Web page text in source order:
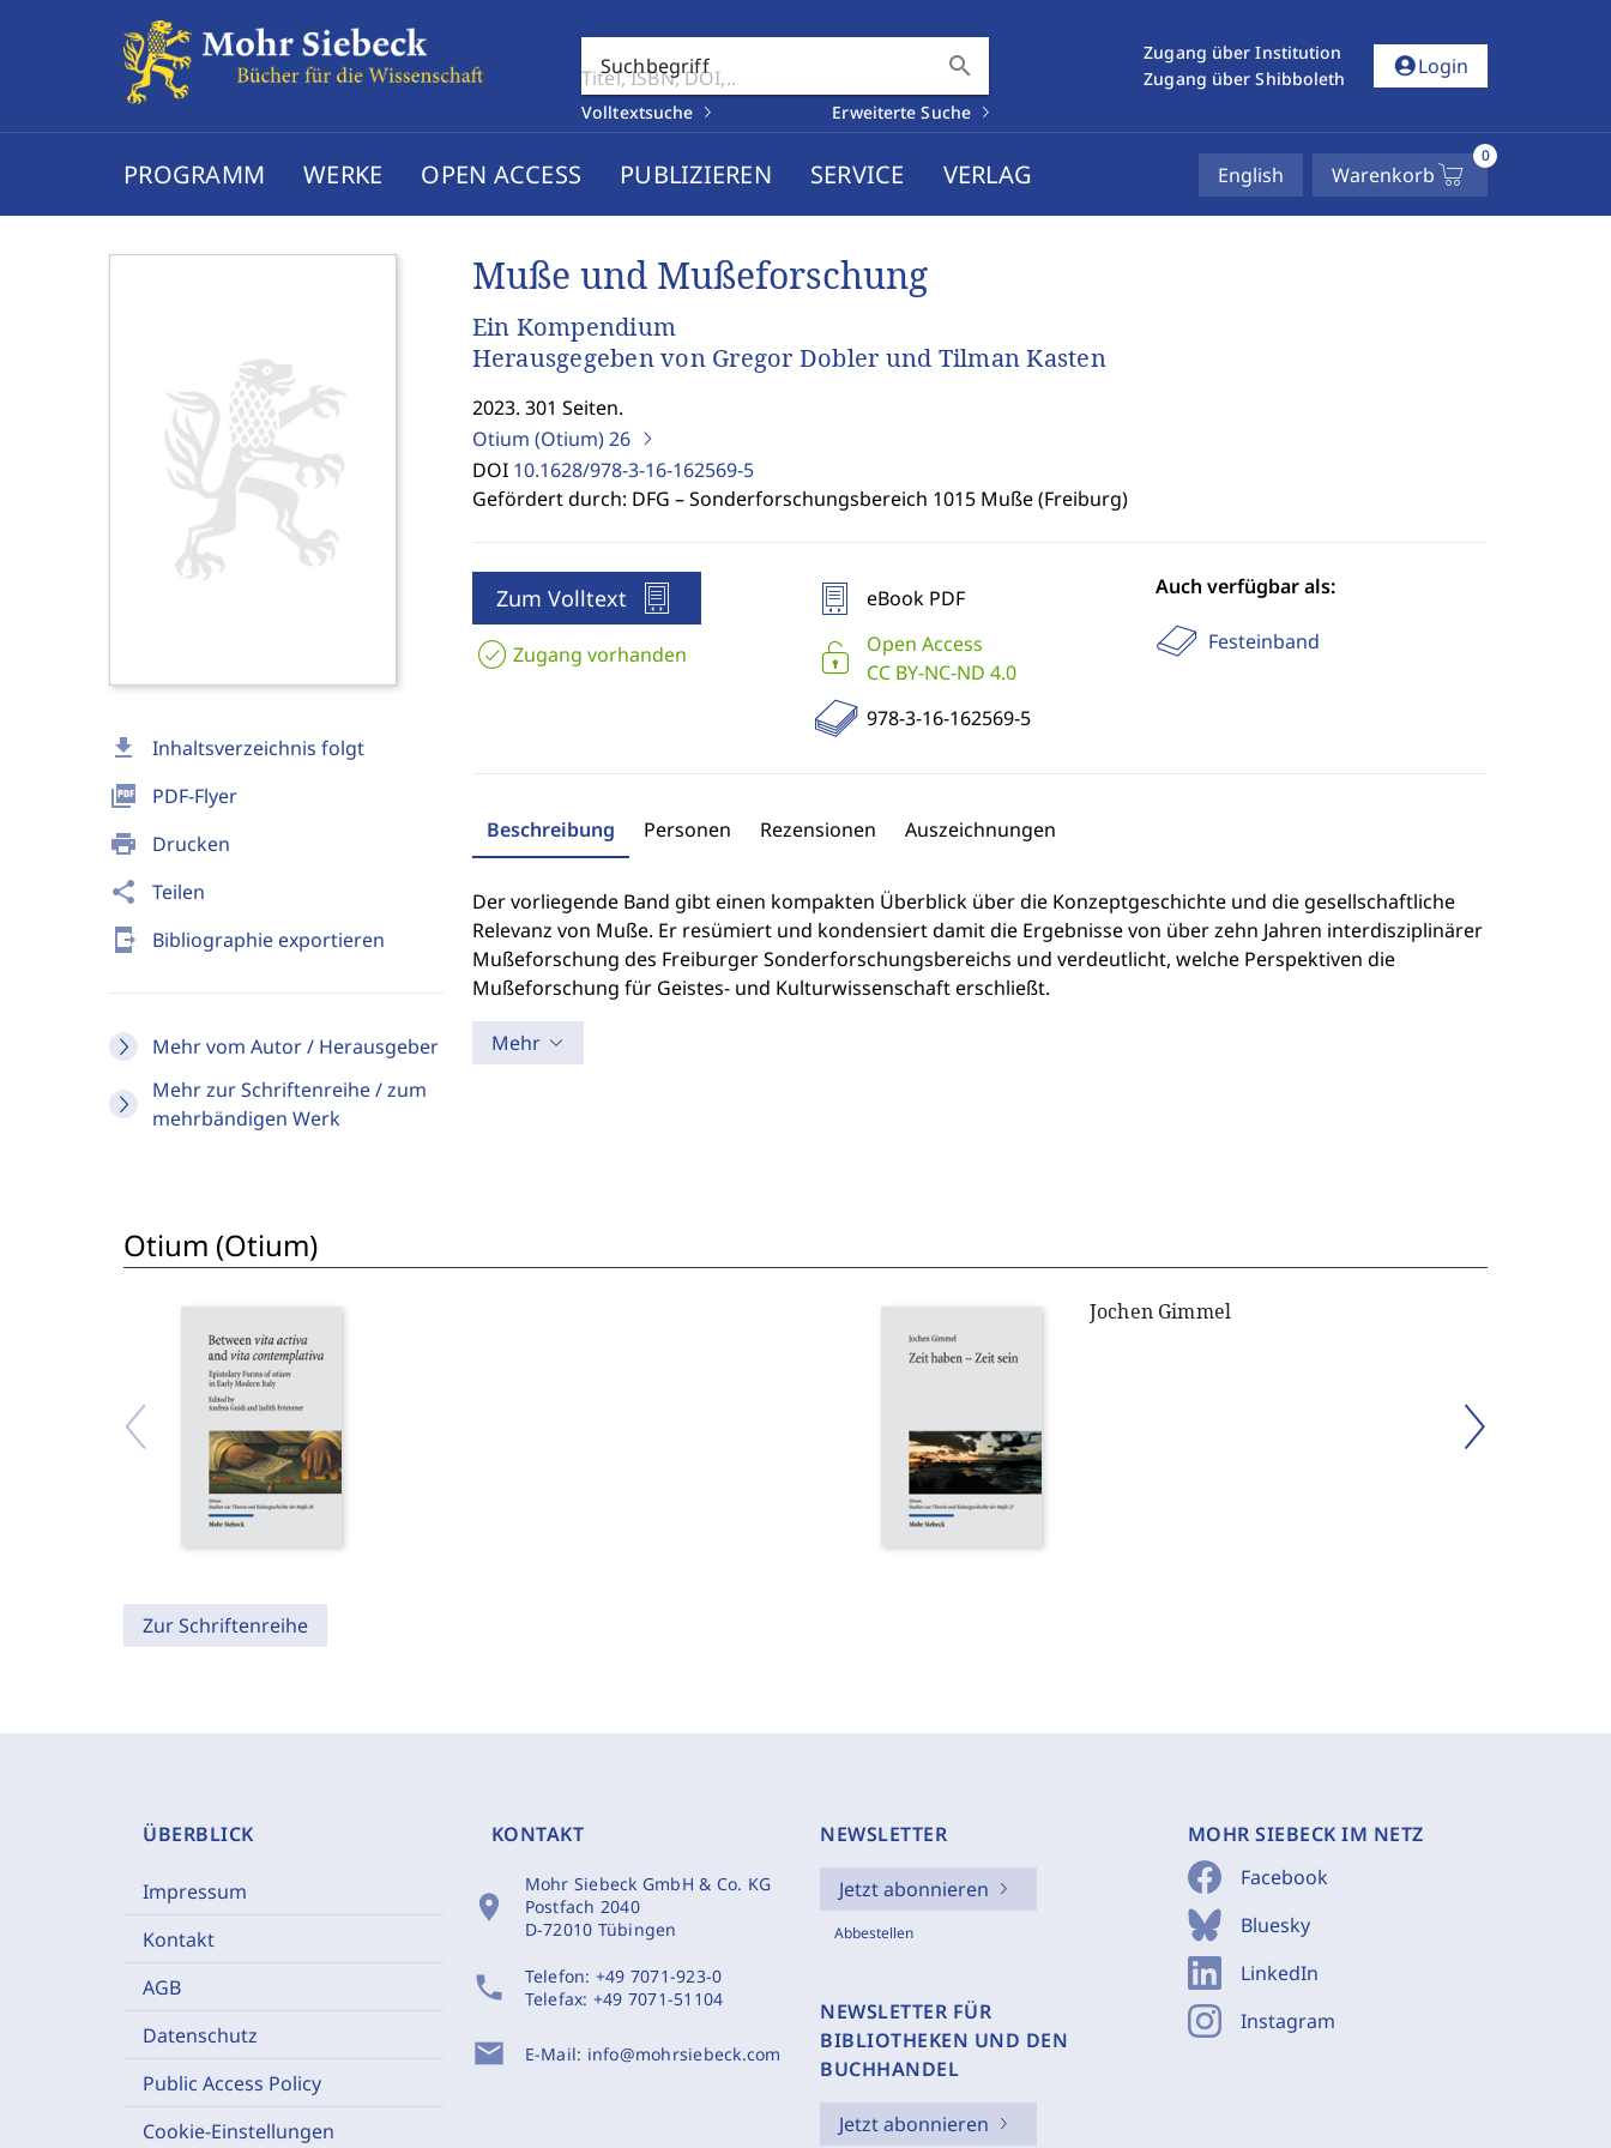
Suchbegriff search
Volltextsuche Erweiterte Suche
Zugang über Institution
Zugang über Shibboleth
account_circleLogin
PROGRAMM WERKE OPEN ACCESS PUBLIZIEREN SERVICE VERLAG English Warenkorb
0
download Inhaltsverzeichnis folgt
picture_as_pdf PDF-Flyer
print Drucken
share Teilen
send_to_mobile Bibliographie exportieren
Mehr vom Autor / Herausgeber
Mehr zur Schriftenreihe / zum
mehrbändigen Werk
Muße und Mußeforschung
Ein Kompendium
Herausgegeben von Gregor Dobler und Tilman Kasten
2023. 301 Seiten.
Otium (Otium)26
DOI 10.1628/978-3-16-162569-5
Gefördert durch: DFG – Sonderforschungsbereich 1015 Muße (Freiburg)
Zum Volltext
Zugang vorhanden
eBook PDF
Open Access
CC BY-NC-ND 4.0
978-3-16-162569-5
Auch verfügbar als:
Festeinband
Beschreibung Personen Rezensionen Auszeichnungen
Der vorliegende Band gibt einen kompakten Überblick über die Konzeptgeschichte und die gesellschaftliche
Relevanz von Muße. Er resümiert und kondensiert damit die Ergebnisse von über zehn Jahren interdisziplinärer
Mußeforschung des Freiburger Sonderforschungsbereichs und verdeutlicht, welche Perspektiven die
Mußeforschung für Geistes- und Kulturwissenschaft erschließt.
Mehr
Otium (Otium)
Jochen Gimmel
Zur Schriftenreihe
ÜBERBLICK
Impressum
Kontakt
AGB
Datenschutz
Public Access Policy
Cookie-Einstellungen
KONTAKT
location_on
Mohr Siebeck GmbH & Co. KG
Postfach 2040
D-72010 Tübingen
phone Telefon: +49 7071-923-0
Telefax: +49 7071-51104
mail E-Mail: info@mohrsiebeck.com
NEWSLETTER
Jetzt abonnieren
Abbestellen
NEWSLETTER FÜR
BIBLIOTHEKEN UND DEN
BUCHHANDEL
Jetzt abonnieren
MOHR SIEBECK IM NETZ
Facebook
Bluesky
LinkedIn
Instagram